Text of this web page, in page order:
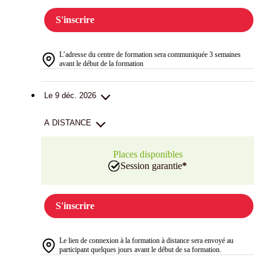
S'inscrire
L’adresse du centre de formation sera communiquée 3 semaines
avant le début de la formation
Le 9 déc. 2026
A DISTANCE
Places disponibles
Session garantie*
S'inscrire
Le lien de connexion à la formation à distance sera envoyé au
participant quelques jours avant le début de sa formation.